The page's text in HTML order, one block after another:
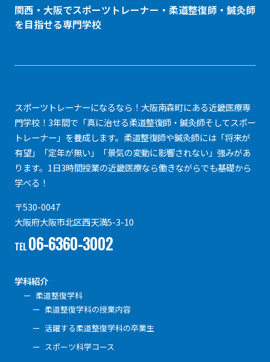
関西・大阪でスポーツトレーナー・ 柔道整復師 ・鍼灸師
を目指せる専門学校
スポーツトレーナーになるなら！大阪南森町にある近畿医療専
門学校！3年間で「真に治せる柔道整復師・鍼灸師そしてスポー
トレーナー」を養成します。柔道整復師や鍼灸師には「将来が
有望」「定年が無い」「景気の変動に影響されない」強みがあ
ります。1日3時間授業の近畿医療なら働きながらでも基礎から
学べる！
〒530-0047
大阪府大阪市北区西天満5-3-10
TEL06-6360-3002
学科紹介
柔道整復学科
柔道整復学科の授業内容
活躍する柔道整復学科の卒業生
スポーツ科学コース